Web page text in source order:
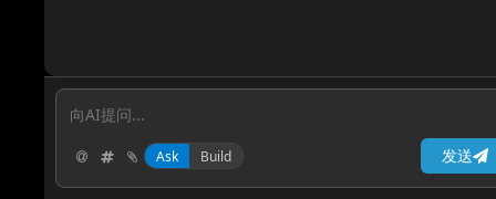
Ask Build 发送